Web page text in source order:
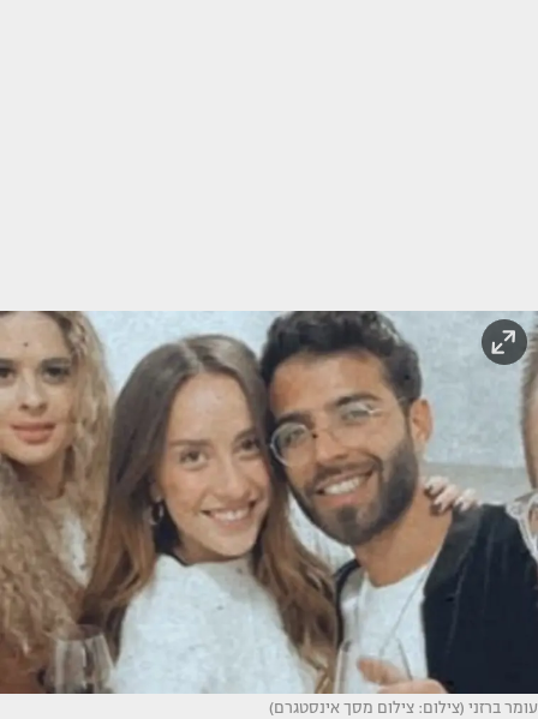
עומר ברזני (צילום: צילום מסך אינסטגרם)